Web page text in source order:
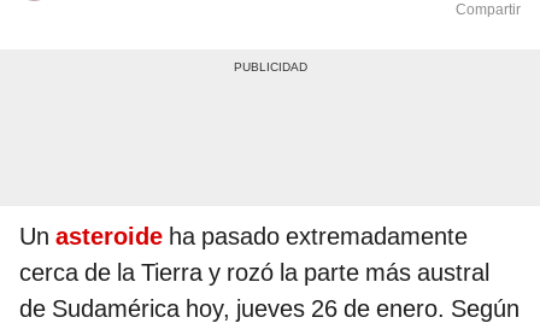
Compartir
Un asteroide ha pasado extremadamente
cerca de la Tierra y rozó la parte más austral
de Sudamérica hoy, jueves 26 de enero. Según